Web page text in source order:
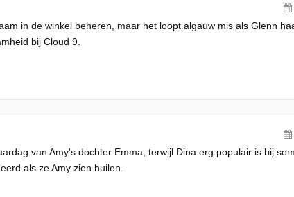
in de winkel beheren, maar het loopt algauw mis als Glenn
bij Cloud 9.
van Amy's dochter Emma, terwijl Dina erg populair is bij
als ze Amy zien huilen.